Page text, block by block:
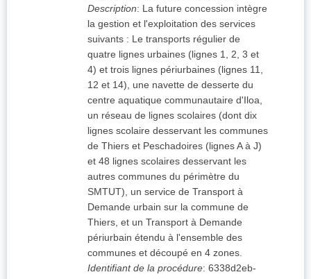
Description: La future concession intègre
la gestion et l'exploitation des services
suivants : Le transports régulier de
quatre lignes urbaines (lignes 1, 2, 3 et
4) et trois lignes périurbaines (lignes 11,
12 et 14), une navette de desserte du
centre aquatique communautaire d'Iloa,
un réseau de lignes scolaires (dont dix
lignes scolaire desservant les communes
de Thiers et Peschadoires (lignes A à J)
et 48 lignes scolaires desservant les
autres communes du périmètre du
SMTUT), un service de Transport à
Demande urbain sur la commune de
Thiers, et un Transport à Demande
périurbain étendu à l'ensemble des
communes et découpé en 4 zones.
Identifiant de la procédure: 6338d2eb-